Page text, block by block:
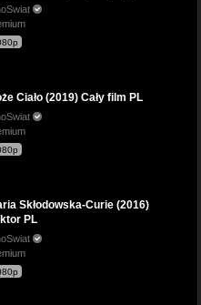
Ciało (2019) Cały film PL
Skłodowska-Curie (2016)
PL